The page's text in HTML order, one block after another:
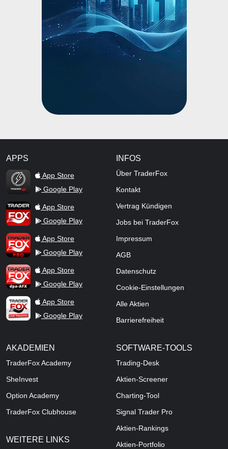
APPS
TraderFox Flash
App Store
Google Play
TraderFox AppApp Store
Google Play
TraderFox ProApp Store
Google Play
TraderFox dpa-AFX ProFeed
App Store
Google Play
TraderFox Live Trading
App Store
Google Play
INFOS
Über TraderFox
Kontakt
Vertrag Kündigen
Jobs bei TraderFox
Impressum
AGB
Datenschutz
Cookie-Einstellungen
Alle Aktien
Barrierefreiheit
AKADEMIEN
TraderFox Academy
SheInvest
Option Academy
TraderFox Clubhouse
WEITERE LINKS
SOFTWARE-TOOLS
Trading-Desk
Aktien-Screener
Charting-Tool
Signal Trader Pro
Aktien-Rankings
Aktien-Portfolio